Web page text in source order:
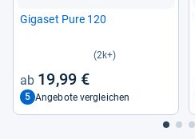
Giga­set Pure 120
(2k+)
19,99 €
5 Angebote vergleichen